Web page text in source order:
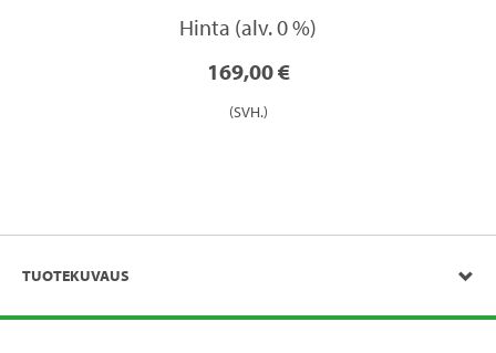
Hinta (alv. 0 %)
169,00 €
(SVH.)
TUOTEKUVAUS